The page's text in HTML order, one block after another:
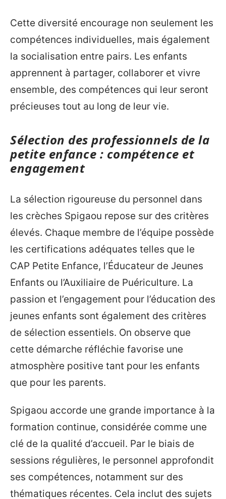
Cette diversité encourage non seulement les
compétences individuelles, mais également
la socialisation entre pairs. Les enfants
apprennent à partager, collaborer et vivre
ensemble, des compétences qui leur seront
précieuses tout au long de leur vie.
Sélection des professionnels de la
petite enfance : compétence et
engagement
La sélection rigoureuse du personnel dans
les crèches Spigaou repose sur des critères
élevés. Chaque membre de l’équipe possède
les certifications adéquates telles que le
CAP Petite Enfance, l’Éducateur de Jeunes
Enfants ou l’Auxiliaire de Puériculture. La
passion et l’engagement pour l’éducation des
jeunes enfants sont également des critères
de sélection essentiels. On observe que
cette démarche réfléchie favorise une
atmosphère positive tant pour les enfants
que pour les parents.
Spigaou accorde une grande importance à la
formation continue, considérée comme une
clé de la qualité d’accueil. Par le biais de
sessions régulières, le personnel approfondit
ses compétences, notamment sur des
thématiques récentes. Cela inclut des sujets